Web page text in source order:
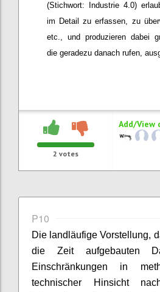
(Stichwort: Industrie 4.0)
im Detail zu erfassen, zu
etc., und produzieren dabei
die geradezu danach rufen,
2 votes
Add/View
P10
Die landläufige Vorstellung,
die Zeit aufgebauten
Einschränkungen in
technischer Hinsicht